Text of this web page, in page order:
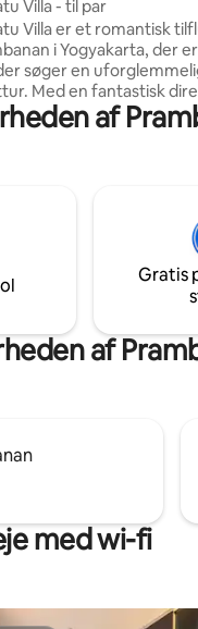
Villa - til par
Villa er et romantisk
i Yogyakarta, der
søger en
Med en fantastisk
over Prambanan-
templet og Mount
i nærheden af
og
skønhed og
mindeværdigt ophold.
af
Gratis
af
med wi-fi